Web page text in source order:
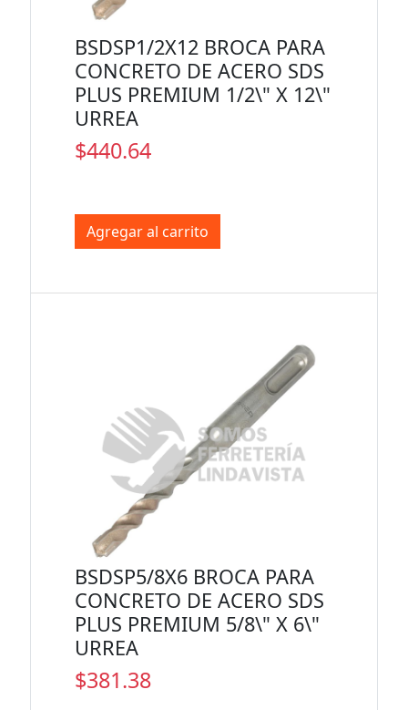
BSDSP1/2X12 BROCA PARA
CONCRETO DE ACERO SDS
PLUS PREMIUM 1/2\" X 12\"
URREA
$440.64
Agregar al carrito
BSDSP5/8X6 BROCA PARA
CONCRETO DE ACERO SDS
PLUS PREMIUM 5/8\" X 6\"
URREA
$381.38